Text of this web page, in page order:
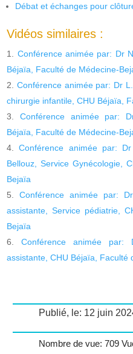
Débat et échanges pour
Vidéos similaires :
Conférence animée par: Dr
Béjaïa, Faculté de Médecine-
Conférence animée par: Dr
chirurgie infantile, CHU Béjaïa,
Conférence animée par:
Béjaïa, Faculté de Médecine-
Conférence animée par:
Bellouz, Service Gynécologie,
Bejaïa
Conférence animée par:
assistante, Service pédiatrie,
Bejaïa
Conférence animée par:
assistante, CHU Béjaïa, Faculté
Publié, le: 12 juin
Nombre de vue: 709